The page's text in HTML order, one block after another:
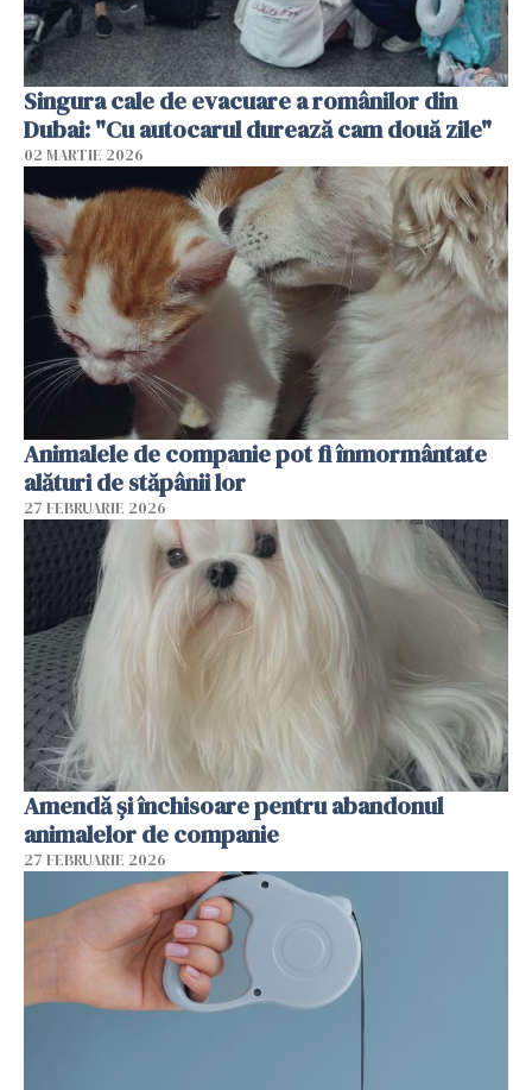
Singura cale de evacuare a românilor din
Dubai: "Cu autocarul durează cam două zile"
02 MARTIE 2026
Animalele de companie pot fi înmormântate
alături de stăpânii lor
27 FEBRUARIE 2026
Amendă și închisoare pentru abandonul
animalelor de companie
27 FEBRUARIE 2026